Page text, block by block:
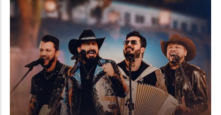
Política
Santa Helena e Região
Saúde e Bem-Estar